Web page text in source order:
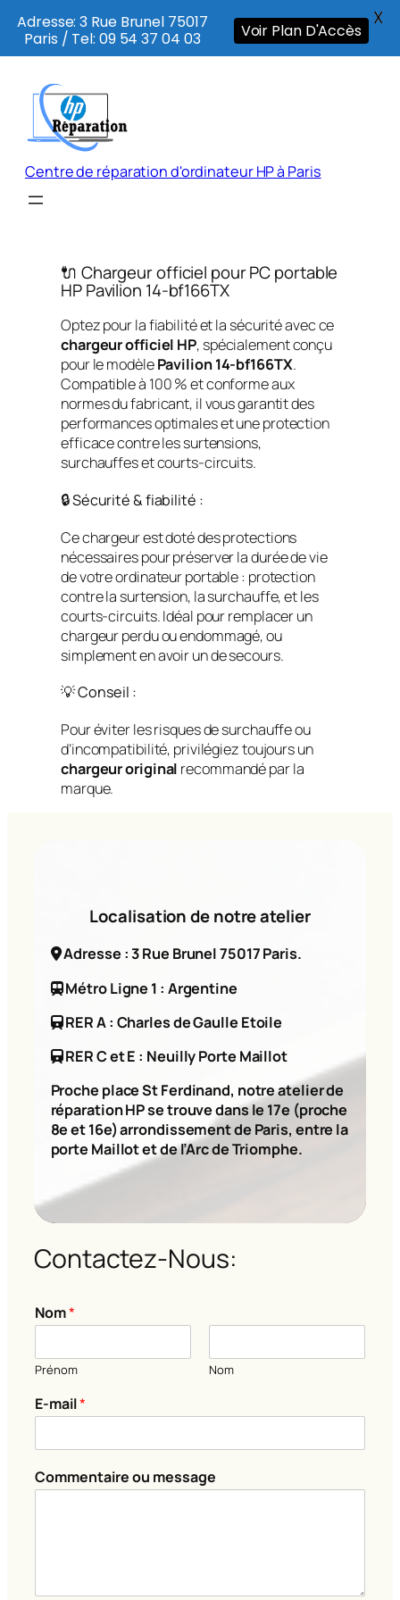
contenu
Centre de réparation d'ordinateur HP à Paris
🔌 Chargeur officiel pour PC portable
HP Pavilion 14-bf166TX
Optez pour la fiabilité et la sécurité avec ce
chargeur officiel HP, spécialement conçu
pour le modèlePavilion 14-bf166TX.
Compatible à 100 % et conforme aux
normes du fabricant, il vous garantit des
performances optimales et une protection
efficace contre les surtensions,
surchauffes et courts-circuits.
🔒 Sécurité & fiabilité :
Ce chargeur est doté des protections
nécessaires pour préserver la durée de vie
de votre ordinateur portable : protection
contre la surtension, la surchauffe, et les
courts-circuits. Idéal pour remplacer un
chargeur perdu ou endommagé, ou
simplement en avoir un de secours.
💡 Conseil :
Pour éviter les risques de surchauffe ou
d’incompatibilité, privilégiez toujours un
chargeur original recommandé par la
marque.
Localisation de notre atelier
Adresse : 3 Rue Brunel 75017 Paris.
Métro Ligne 1 : Argentine
RER A : Charles de Gaulle Etoile
RER C et E : Neuilly Porte Maillot
Proche place St Ferdinand, notre atelier de
réparation HP se trouve dans le 17e (proche
8e et 16e) arrondissement de Paris, entre la
porte Maillot et de l’Arc de Triomphe.
Contactez-Nous:
C
o
m
e
t
i
e
Nom*
Prénom Nom
E-mail*
Commentaire ou message
Adresse: 3 Rue Brunel 75017
Paris / Tel: 09 54 37 04 03
Voir Plan D'Accès
X